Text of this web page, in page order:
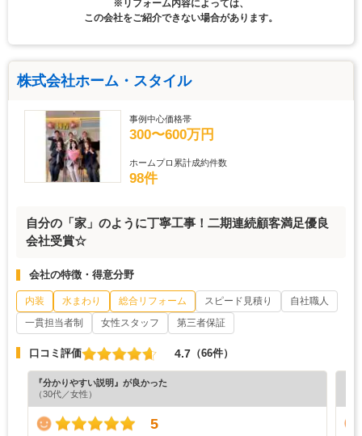
※リフォーム内容によっては、
この会社をご紹介できない場合があります。
株式会社ホーム・スタイル
事例中心価格帯
300〜600万円
ホームプロ累計成約件数
98件
自分の「家」のように丁寧工事！二期連続顧客満足優良
会社受賞☆
会社の特徴・得意分野
内装 水まわり 総合リフォーム スピード見積り
自社職人
一貫担当者制
女性スタッフ 第三者保証
口コミ評価 4.7 （66件）
『分かりやすい説明』が良かった
（30代／女性）
5